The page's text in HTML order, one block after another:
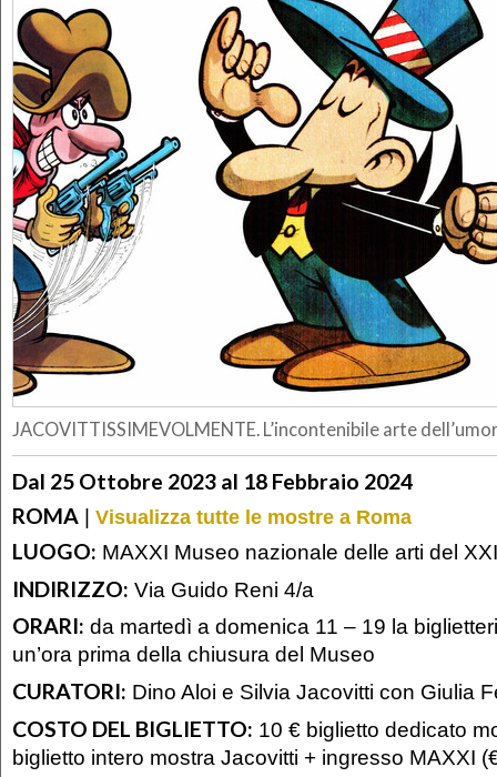
JACOVITTISSIMEVOLMENTE. L’incontenibile arte
Dal 25 Ottobre 2023 al 18 Febbraio 2024
ROMA | Visualizza tutte le mostre a Roma
LUOGO: MAXXI Museo nazionale delle arti del
INDIRIZZO: Via Guido Reni 4/a
ORARI: da martedì a domenica 11 – 19 la
un’ora prima della chiusura del Museo
CURATORI: Dino Aloi e Silvia Jacovitti con Giulia
COSTO DEL BIGLIETTO: 10 € biglietto dedicato
biglietto intero mostra Jacovitti + ingresso MAXXI